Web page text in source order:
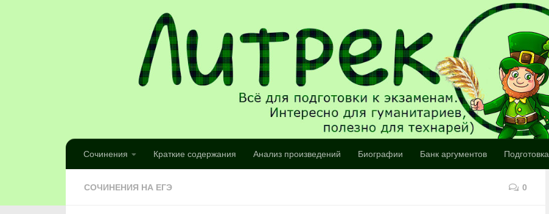
Сочинения Краткие содержания Анализ произведений Биографии Банк аргументов Подготовка
СОЧИНЕНИЯ НА ЕГЭ 0